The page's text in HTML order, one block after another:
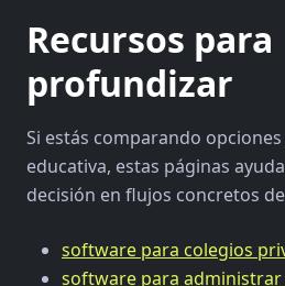
Recursos para
profundizar
Si estás comparando
educativa, estas páginas
decisión en flujos concretos
software para colegios
software para administrar